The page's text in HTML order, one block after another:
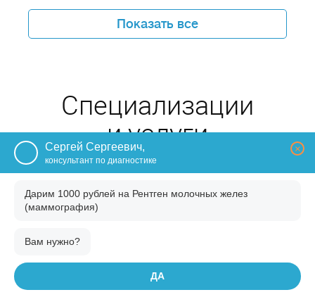
Показать все
Специализации
и услуги
УЗДС
(дуплексное
МРТ
×
Сергей Сергеевич,
консультант по диагностике
Дарим 1000 рублей на Рентген молочных желез
(маммография)
Вам нужно?
ДА